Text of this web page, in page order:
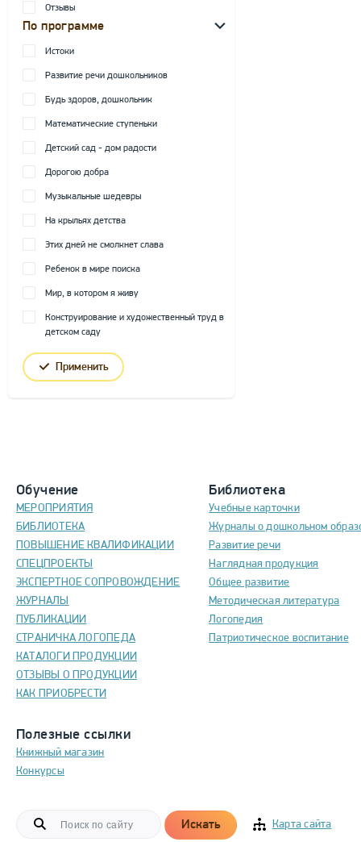
Отзывы
По программе
Истоки
Развитие речи дошкольников
Будь здоров, дошкольник
Математические ступеньки
Детский сад - дом радости
Дорогою добра
Музыкальные шедевры
На крыльях детства
Этих дней не смолкнет слава
Ребенок в мире поиска
Мир, в котором я живу
Конструирование и художественный труд в
детском саду
Применить
Обучение
МЕРОПРИЯТИЯ
БИБЛИОТЕКА
ПОВЫШЕНИЕ КВАЛИФИКАЦИИ
СПЕЦПРОЕКТЫ
ЭКСПЕРТНОЕ СОПРОВОЖДЕНИЕ
ЖУРНАЛЫ
ПУБЛИКАЦИИ
СТРАНИЧКА ЛОГОПЕДА
КАТАЛОГИ ПРОДУКЦИИ
ОТЗЫВЫ О ПРОДУКЦИИ
КАК ПРИОБРЕСТИ
Полезные ссылки
Книжный магазин
Конкурсы
Библиотека
Учебные карточки
Журналы о дошкольном
Развитие речи
Наглядная продукция
Общее развитие
Методическая литература
Логопедия
Патриотическое воспитание
Искать Карта сайта